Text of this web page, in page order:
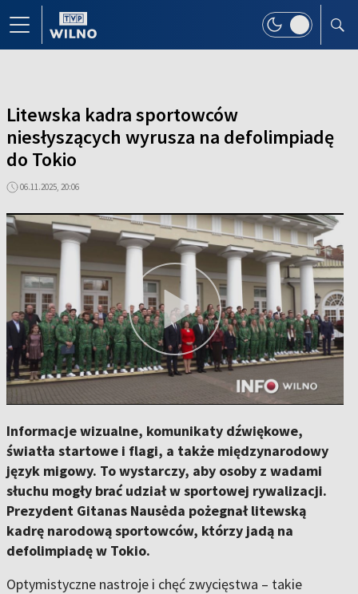
Litewska kadra sportowców
niesłyszących wyrusza na defolimpiadę
do Tokio
06.11.2025, 20:06
Informacje wizualne, komunikaty dźwiękowe,
światła startowe i flagi, a także międzynarodowy
język migowy. To wystarczy, aby osoby z wadami
słuchu mogły brać udział w sportowej rywalizacji.
Prezydent Gitanas Nausėda pożegnał litewską
kadrę narodową sportowców, którzy jadą na
defolimpiadę w Tokio.
Optymistyczne nastroje i chęć zwycięstwa – takie